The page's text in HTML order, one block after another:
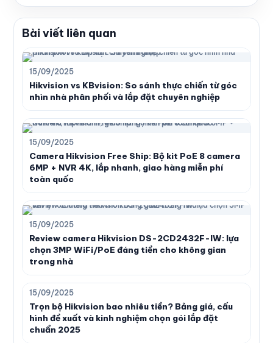
Bài viết liên quan
15/09/2025
Hikvision vs KBvision: So sánh thực chiến từ góc
nhìn nhà phân phối và lắp đặt chuyên nghiệp
15/09/2025
Camera Hikvision Free Ship: Bộ kit PoE 8 camera
6MP + NVR 4K, lắp nhanh, giao hàng miễn phí
toàn quốc
15/09/2025
Review camera Hikvision DS-2CD2432F-IW: lựa
chọn 3MP WiFi/PoE đáng tiền cho không gian
trong nhà
15/09/2025
Trọn bộ Hikvision bao nhiêu tiền? Bảng giá, cấu
hình đề xuất và kinh nghiệm chọn gói lắp đặt
chuẩn 2025